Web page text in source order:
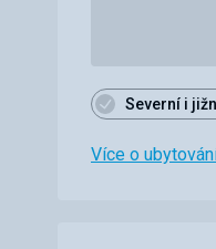
Severní i
Více o